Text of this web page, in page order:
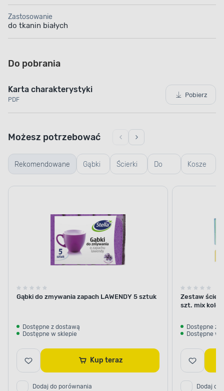
Zastosowanie
do tkanin białych
Do pobrania
Karta charakterystyki
PDF
Pobierz
Rekomendowane Gąbki
i
Ścierki
do
Do
mycia
Kosze
na
Możesz potrzebować
Gąbki do zmywania zapach LAWENDY 5 sztuk
Dostępne z dostawą
Dostępne w sklepie
Kup teraz
Dodaj do porównania
Zestaw
szt. mix
Dostępne z
Dostępne w
Dodaj do